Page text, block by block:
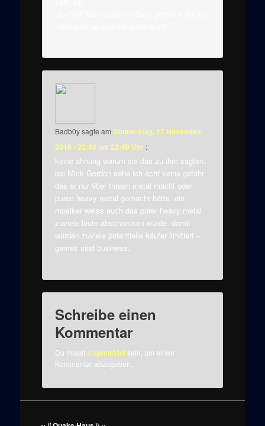
Badb0ysagte am Donnerstag, 17 November
2016 - 22:40 um 22:40 Uhr :
keine ahnung warum sie das zu ihm sagten.
bei Mick Gordon sehe ich echt keine gefahr
das er nur 90er thrash metal macht oder
puren heavy metal gemacht hätte. ein
musiker weiss auch das purer heavy metal
zuviele leute abschrecken würde. damit
würden zuviele potentielle käufer limitiert –
games sind business.
Schreibe einen
Kommentar
Du musstangemeldetsein, um einen
Kommentar abzugeben.